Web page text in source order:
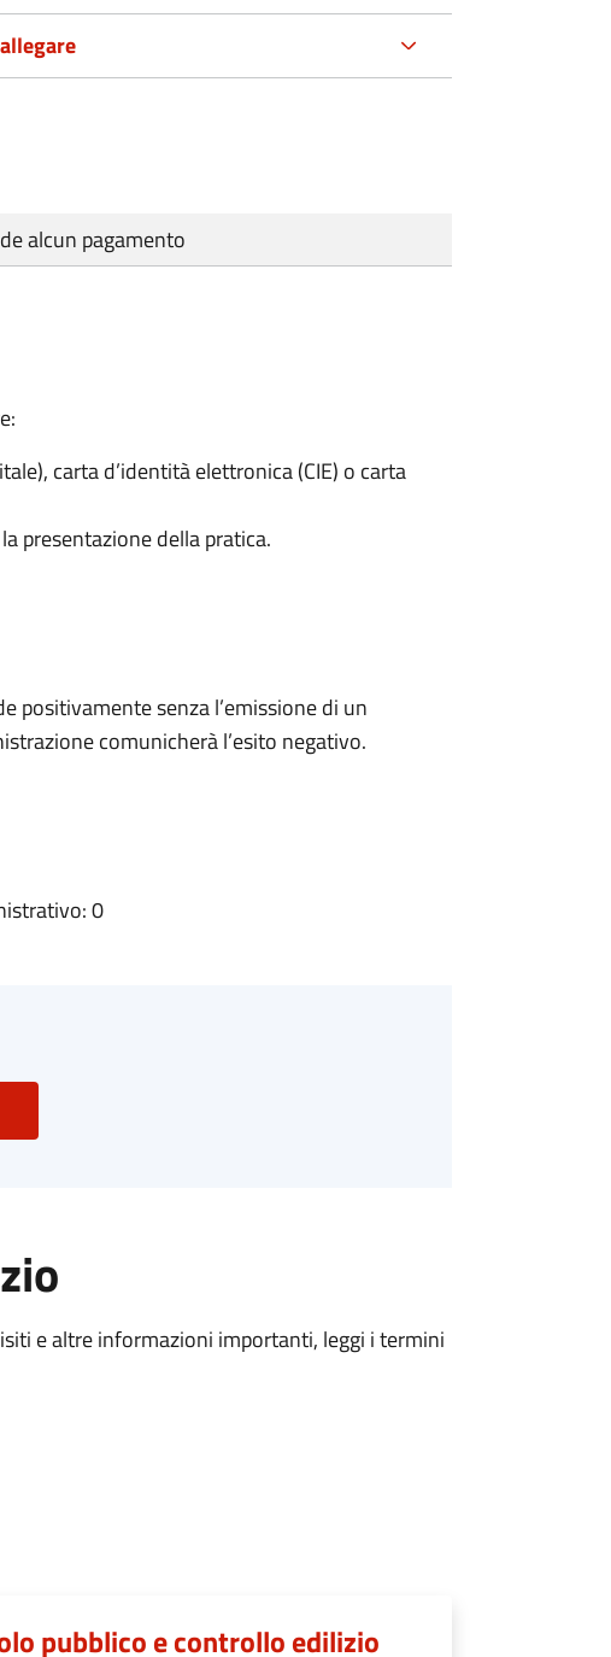
alcun pagamento
carta d’identità elettronica (CIE) o carta
presentazione della pratica.
positivamente senza l’emissione di un
comunicherà l’esito negativo.
0
e altre informazioni importanti, leggi i termini
pubblico e controllo edilizio